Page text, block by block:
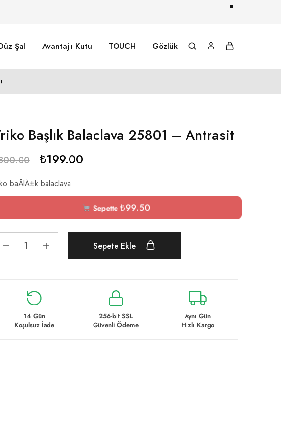
Şal Avantajlı Kutu TOUCH Gözlük
Başlık Balaclava 25801 – Antrasit
₺199.00
baÅlÄ±k balaclava
Sepette₺99.50
Sepete Ekle
14 Gün
Koşulsuz İade
256-bit SSL
Güvenli Ödeme
Aynı Gün
Hızlı Kargo